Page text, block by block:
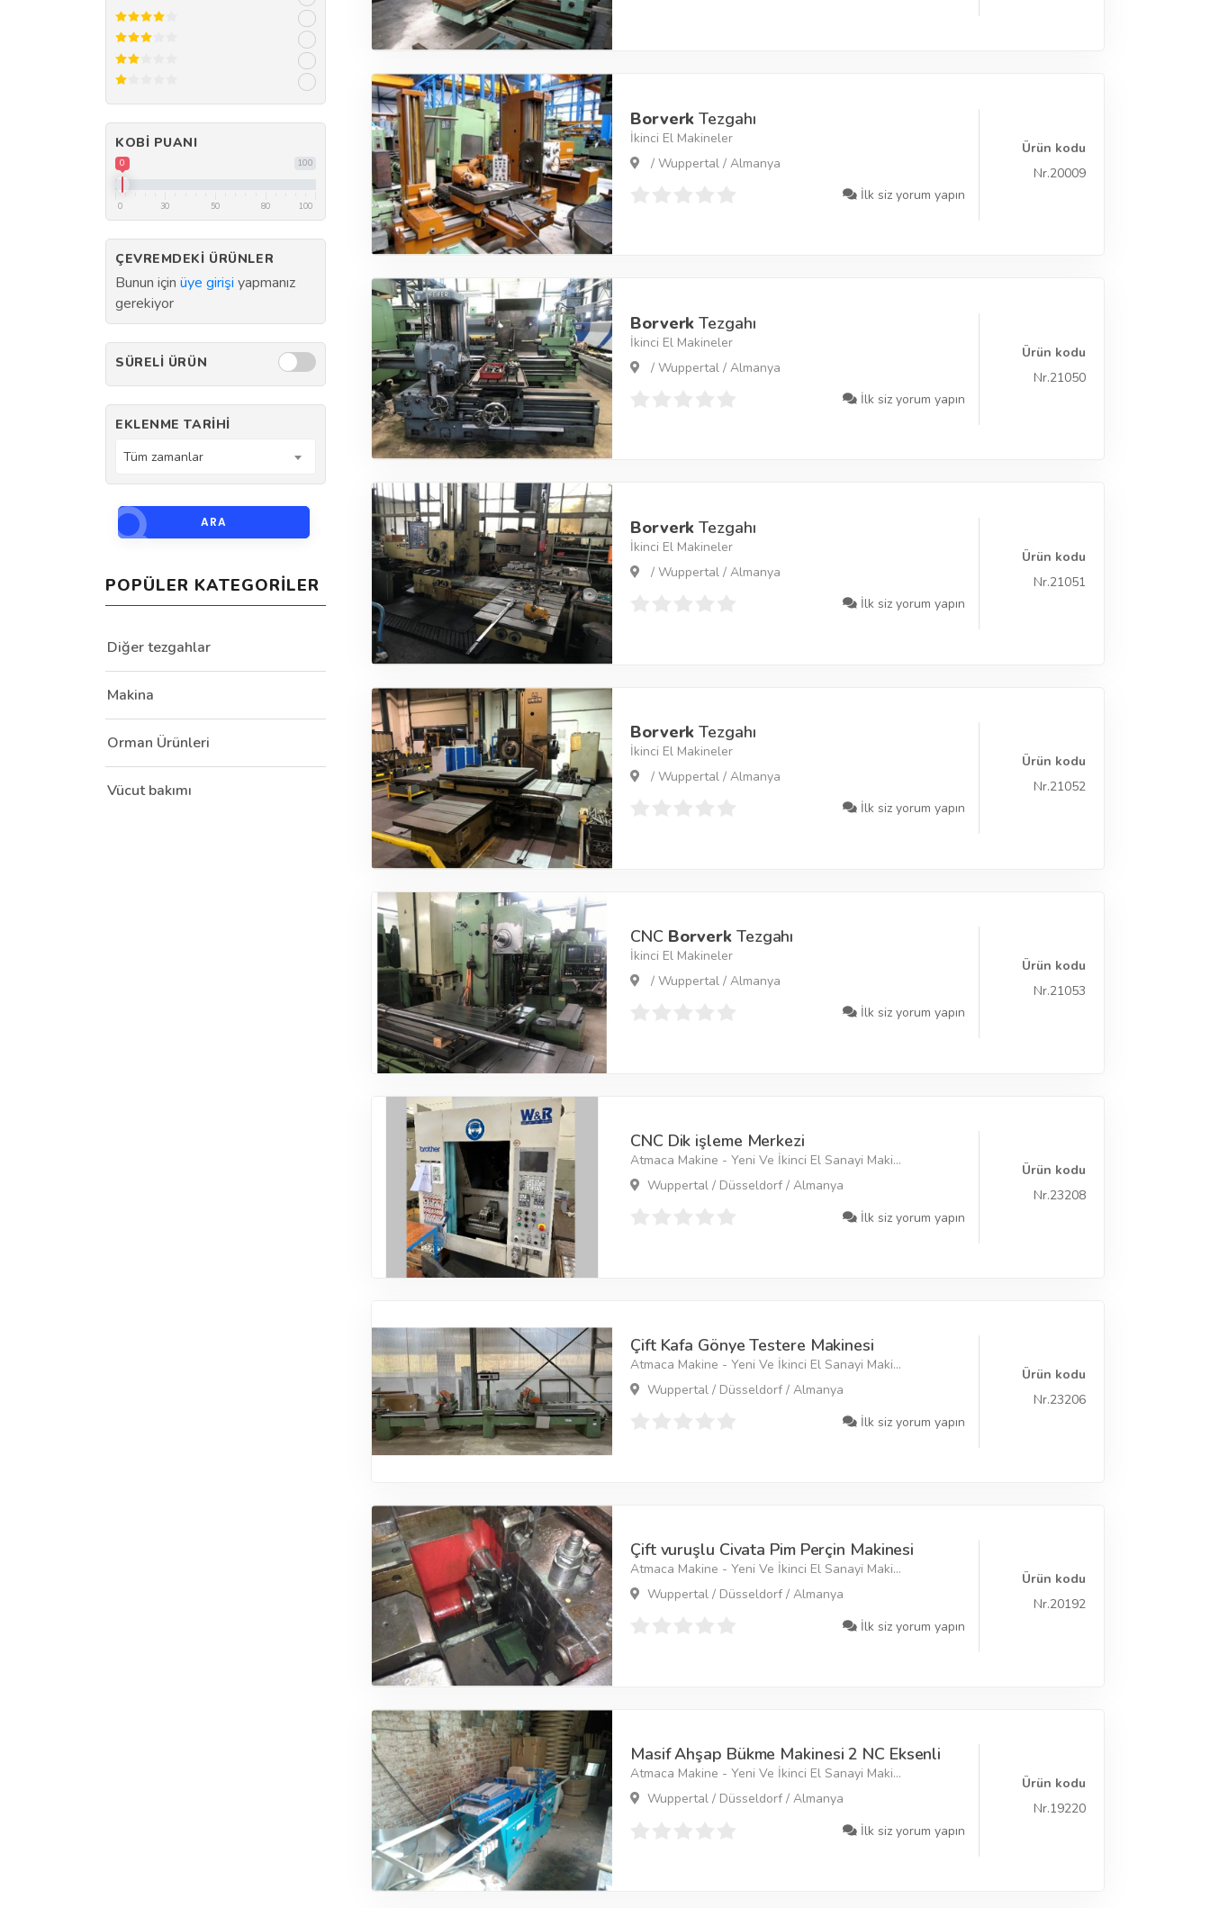
Borverk Tezgahı
İkinci El Makineler
/ Wuppertal / Almanya
İlk siz yorum yapın
Ürün kodu
Nr.20009
Borverk Tezgahı
İkinci El Makineler
/ Wuppertal / Almanya
İlk siz yorum yapın
Ürün kodu
Nr.21050
Borverk Tezgahı
İkinci El Makineler
/ Wuppertal / Almanya
İlk siz yorum yapın
Ürün kodu
Nr.21051
Borverk Tezgahı
İkinci El Makineler
/ Wuppertal / Almanya
İlk siz yorum yapın
Ürün kodu
Nr.21052
CNC Borverk Tezgahı
İkinci El Makineler
/ Wuppertal / Almanya
İlk siz yorum yapın
Ürün kodu
Nr.21053
CNC Dik işleme Merkezi
Atmaca Makine - Yeni Ve İkinci El Sanayi Maki...
Wuppertal / Düsseldorf / Almanya
İlk siz yorum yapın
Ürün kodu
Nr.23208
Çift Kafa Gönye Testere Makinesi
Atmaca Makine - Yeni Ve İkinci El Sanayi Maki...
Wuppertal / Düsseldorf / Almanya
İlk siz yorum yapın
Ürün kodu
Nr.23206
Çift vuruşlu Civata Pim Perçin Makinesi
Atmaca Makine - Yeni Ve İkinci El Sanayi Maki...
Wuppertal / Düsseldorf / Almanya
İlk siz yorum yapın
Ürün kodu
Nr.20192
Masif Ahşap Bükme Makinesi 2 NC Eksenli
Atmaca Makine - Yeni Ve İkinci El Sanayi Maki...
Wuppertal / Düsseldorf / Almanya
İlk siz yorum yapın
Ürün kodu
Nr.19220
KOBI PUANI
100
0
0 30 50 80 100
ÇEVREMDEKI ÜRÜNLER
Bunun için üye girişi yapmanız
gerekiyor
SÜRELI ÜRÜN
EKLENME TARIHI
Tüm zamanlar
ARA
POPÜLER KATEGORILER
Diğer tezgahlar
Makina
Orman Ürünleri
Vücut bakımı